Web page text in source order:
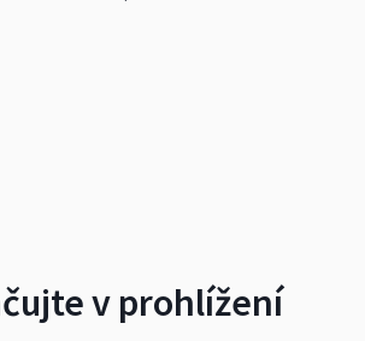
v prohlížení